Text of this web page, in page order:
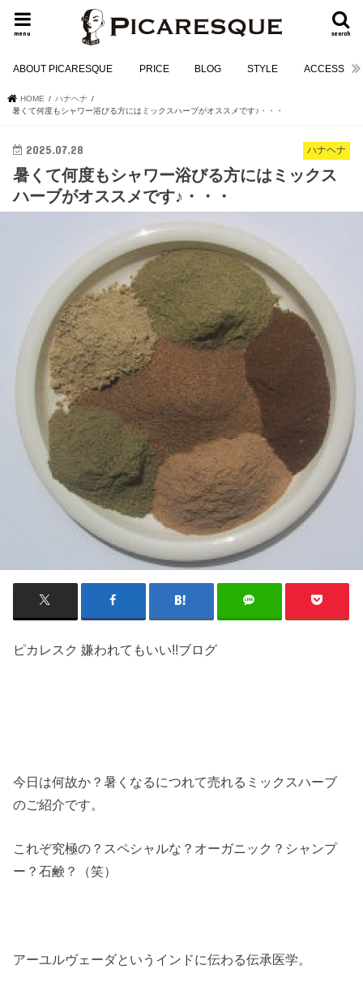
search
menu
ABOUT PICARESQUE PRICE BLOG STYLE ACCESS
HOME
ハナヘナ
暑くて何度もシャワー浴びる方にはミックスハーブがオススメです♪・・・
ハナヘナ
2025.07.28
暑くて何度もシャワー浴びる方にはミックス
ハーブがオススメです♪・・・
ピカレスク 嫌われてもいい!!ブログ
今日は何故か？暑くなるにつれて売れるミックスハーブ
のご紹介です。
これぞ究極の？スペシャルな？オーガニック？シャンプ
ー？石鹸？（笑）
アーユルヴェーダというインドに伝わる伝承医学。